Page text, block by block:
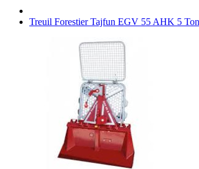
Treuil Forestier Tajfun EGV 55 AHK 5